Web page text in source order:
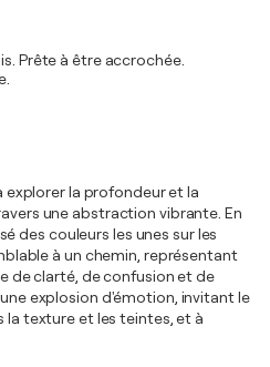
Prête à être accrochée.
explorer la profondeur et la
une abstraction vibrante. En
des couleurs les unes sur les
à un chemin, représentant
de clarté, de confusion et de
explosion d'émotion, invitant le
texture et les teintes, et à